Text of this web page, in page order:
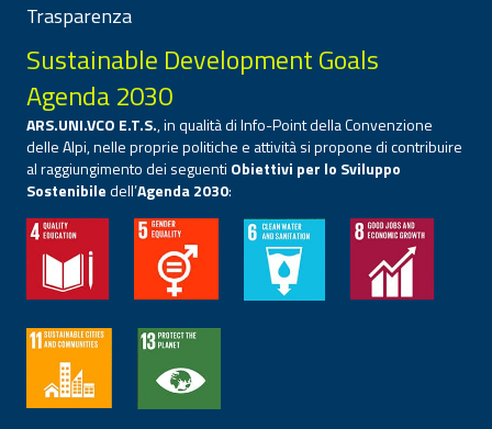
Trasparenza
Sustainable Development Goals
Agenda 2030
ARS.UNI.VCO E.T.S., in qualità di Info-Point della Convenzione
delle Alpi, nelle proprie politiche e attività si propone di contribuire
al raggiungimento dei seguenti Obiettivi per lo Sviluppo
Sostenibiledell’Agenda 2030: